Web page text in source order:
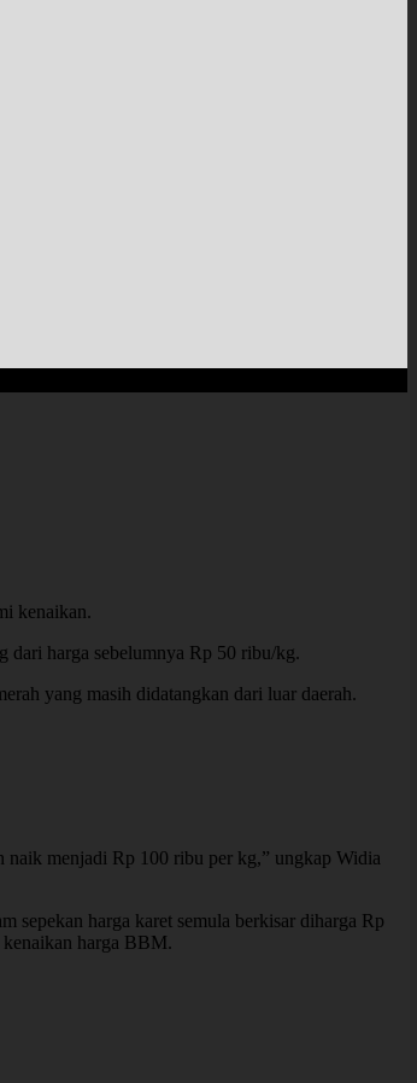
kenaikan.
dari harga sebelumnya Rp 50 ribu/kg.
yang masih didatangkan dari luar daerah.
naik menjadi Rp 100 ribu per kg,” ungkap Widia
sepekan harga karet semula berkisar diharga Rp
kenaikan harga BBM.